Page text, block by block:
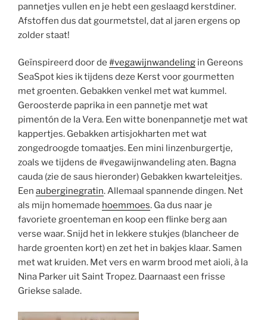
pannetjes vullen en je hebt een geslaagd kerstdiner.
Afstoffen dus dat gourmetstel, dat al jaren ergens op
zolder staat!
Geïnspireerd door de #vegawijnwandeling in Gereons
SeaSpot kies ik tijdens deze Kerst voor gourmetten
met groenten. Gebakken venkel met wat kummel.
Geroosterde paprika in een pannetje met wat
pimentón de la Vera. Een witte bonenpannetje met wat
kappertjes. Gebakken artisjokharten met wat
zongedroogde tomaatjes. Een mini linzenburgertje,
zoals we tijdens de #vegawijnwandeling aten. Bagna
cauda (zie de saus hieronder) Gebakken kwarteleitjes.
Een auberginegratin. Allemaal spannende dingen. Net
als mijn homemade hoemmoes. Ga dus naar je
favoriete groenteman en koop een flinke berg aan
verse waar. Snijd het in lekkere stukjes (blancheer de
harde groenten kort) en zet het in bakjes klaar. Samen
met wat kruiden. Met vers en warm brood met aioli, à la
Nina Parker uit Saint Tropez. Daarnaast een frisse
Griekse salade.